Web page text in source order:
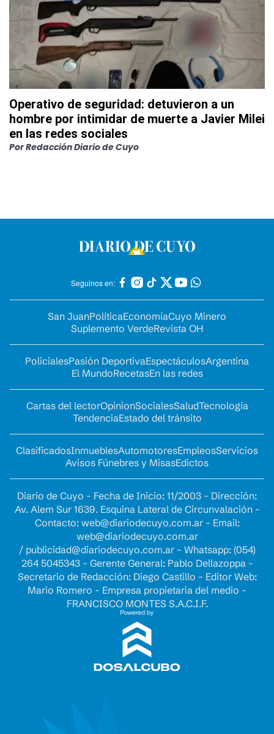
Operativo de seguridad: detuvieron a un
hombre por intimidar de muerte a Javier Milei
en las redes sociales
PorRedacción Diario de Cuyo
Seguinos en:
San JuanPolíticaEconomíaCuyo Minero
Suplemento VerdeRevista OH
PolicialesPasión DeportivaEspectáculosArgentina
El MundoRecetasEn las redes
Cartas del lectorOpinionSocialesSaludTecnología
TendenciaEstado del tránsito
ClasificadosInmueblesAutomotoresEmpleosServicios
Avisos Fúnebres y MisasEdictos
Diario de Cuyo - Fecha de Inicio: 11/2003 - Dirección:
Av. Alem Sur 1639. Esquina Lateral de Circunvalación -
Contacto: web@diariodecuyo.com.ar- Email:
web@diariodecuyo.com.ar
/ publicidad@diariodecuyo.com.ar- Whatsapp: (054)
264 5045343 - Gerente General: Pablo Dellazoppa -
Secretario de Redacción: Diego Castillo - Editor Web:
Mario Romero - Empresa propietaria del medio -
FRANCISCO MONTES S.A.C.I.F.